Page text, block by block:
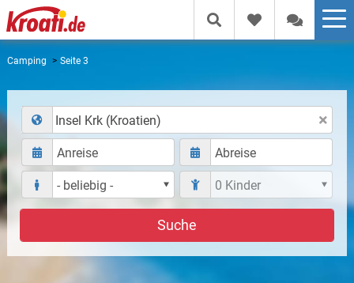
Camping Seite 3
Insel Krk (Kroatien)
Suche